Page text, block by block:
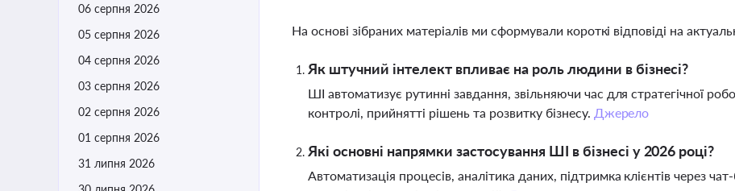
06 серпня 2026
05 серпня 2026
04 серпня 2026
03 серпня 2026
02 серпня 2026
01 серпня 2026
31 липня 2026
На основі зібраних матеріалів ми сформували короткі відповіді на
Як штучний інтелект впливає на роль людини в бізнесі?
ШІ автоматизує рутинні завдання, звільняючи час для стратегічної
контролі, прийнятті рішень та розвитку бізнесу. Джерело
Які основні напрямки застосування ШІ в бізнесі у 2026 році?
Автоматизація процесів, аналітика даних, підтримка клієнтів через